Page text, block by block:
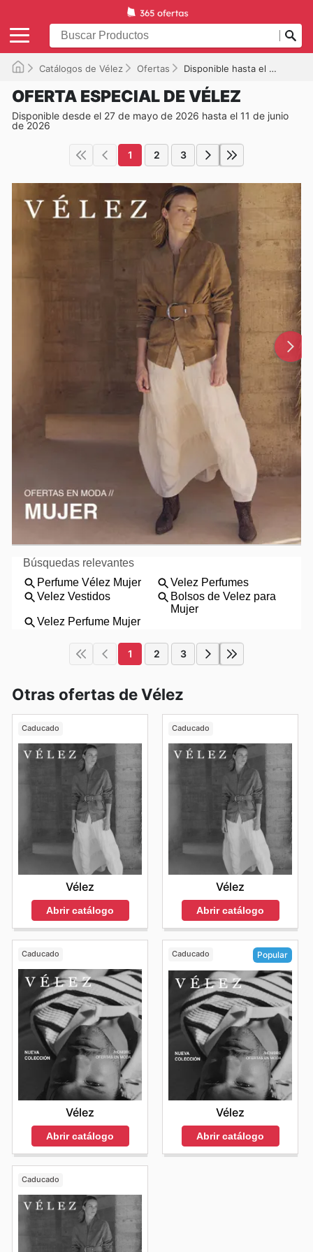
Catálogos de Vélez Ofertas Disponible hasta el 11/06/2026
OFERTA ESPECIAL DE VÉLEZ
Disponible desde el 27 de mayo de 2026 hasta el 11 de junio
de 2026
1 2 3
1 2 3
Otras ofertas de Vélez
Caducado
Vélez
Abrir catálogo
Caducado
Vélez
Abrir catálogo
Caducado
Vélez
Abrir catálogo
Caducado Popular
Vélez
Abrir catálogo
Caducado